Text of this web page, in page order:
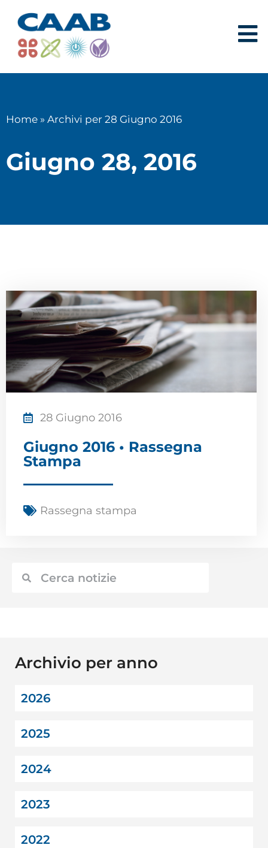
Home » Archivi per 28 Giugno 2016
Giugno 28, 2016
28 Giugno 2016
Giugno 2016 • Rassegna
Stampa
Rassegna stampa
Archivio per anno
2026
2025
2024
2023
2022